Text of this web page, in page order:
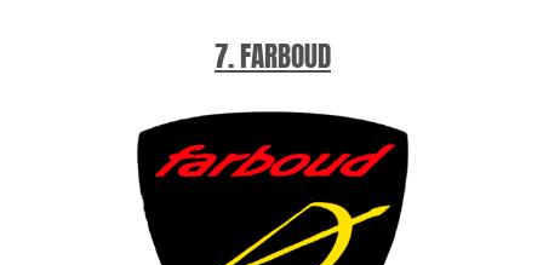
7. FARBOUD